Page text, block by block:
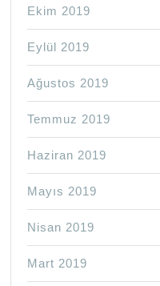
Ekim 2019
Eylül 2019
Ağustos 2019
Temmuz 2019
Haziran 2019
Mayıs 2019
Nisan 2019
Mart 2019